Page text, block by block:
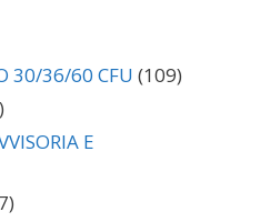
30/36/60 CFU (109)
E